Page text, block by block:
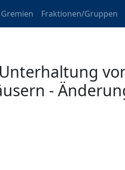
Gremien Fraktionen/Gruppen
-